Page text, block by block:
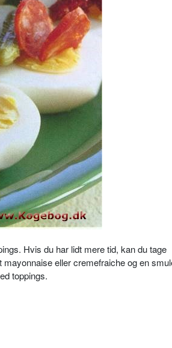
Hvis du har lidt mere tid, kan du tage
eller cremefraiche og en
toppings.